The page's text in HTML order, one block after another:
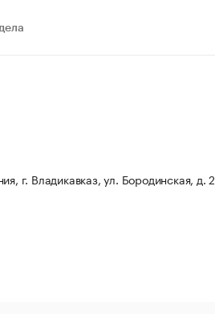
г. Владикавказ, ул. Бородинская, д. 2